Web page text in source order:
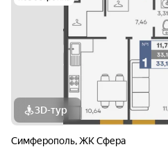
3D-тур
Симферополь,ЖК Сфера